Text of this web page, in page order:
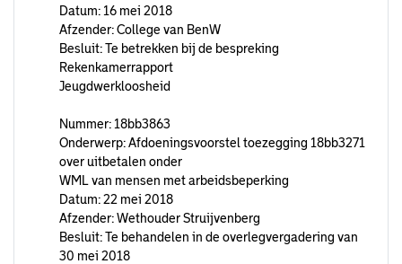
Datum: 16 mei 2018
Afzender: College van BenW
Besluit: Te betrekken bij de bespreking
Rekenkamerrapport
Jeugdwerkloosheid
Nummer: 18bb3863
Onderwerp: Afdoeningsvoorstel toezegging 18bb3271
over uitbetalen onder
WML van mensen met arbeidsbeperking
Datum: 22 mei 2018
Afzender: Wethouder Struijvenberg
Besluit: Te behandelen in de overlegvergadering van
30 mei 2018